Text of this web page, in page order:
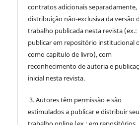
contratos adicionais separadamente,
distribuição não-exclusiva da versão
trabalho publicada nesta revista (ex.:
publicar em repositório institucional
como capítulo de livro), com
reconhecimento de autoria e
inicial nesta revista.
3. Autores têm permissão e são
estimulados a publicar e distribuir seu